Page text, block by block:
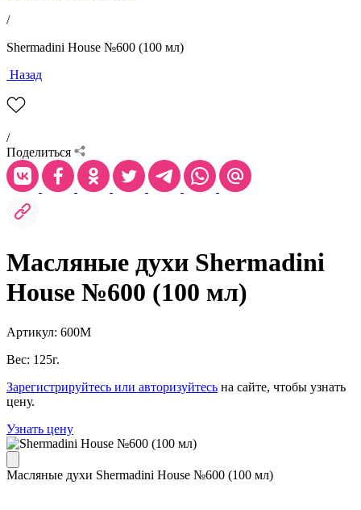
/
Shermadini House №600 (100 мл)
Назад
/
Поделиться
Масляные духи Shermadini
House №600 (100 мл)
Артикул: 600М
Вес: 125г.
Зарегистрируйтесь или авторизуйтесь на сайте, чтобы узнать
цену.
Узнать цену
Масляные духи Shermadini House №600 (100 мл)